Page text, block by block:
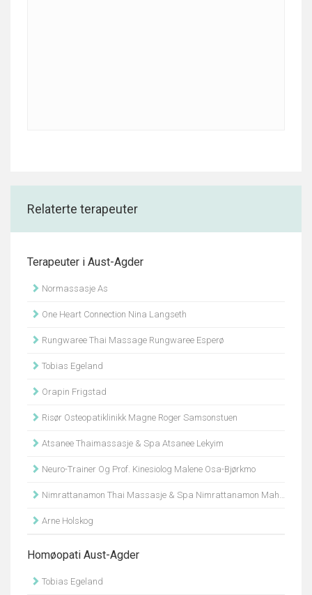
Relaterte terapeuter
Terapeuter i Aust-Agder
Normassasje As
One Heart Connection Nina Langseth
Rungwaree Thai Massage Rungwaree Esperø
Tobias Egeland
Orapin Frigstad
Risør Osteopatiklinikk Magne Roger Samsonstuen
Atsanee Thaimassasje & Spa Atsanee Lekyim
Neuro-Trainer Og Prof. Kinesiolog Malene Osa-Bjørkmo
Nimrattanamon Thai Massasje & Spa Nimrattanamon Mahanithinee
Arne Holskog
Homøopati Aust-Agder
Tobias Egeland